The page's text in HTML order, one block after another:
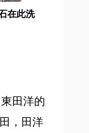
在此洗
田洋的
，田洋